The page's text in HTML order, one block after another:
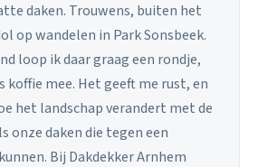
daken. Trouwens, buiten het
op wandelen in Park Sonsbeek.
loop ik daar graag een rondje,
koffie mee. Het geeft me rust, en
het landschap verandert met de
onze daken die tegen een
Bij Dakdekker Arnhem